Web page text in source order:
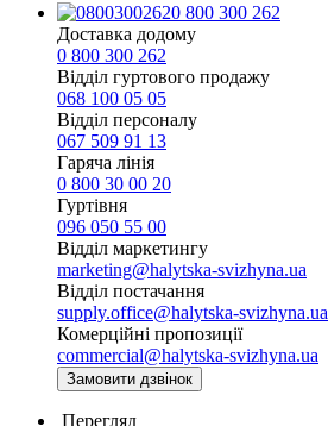
0 800 300 262
Доставка додому
0 800 300 262
Відділ гуртового продажу
068 100 05 05​
Відділ персоналу
067 509 91 13
Гаряча лінія
0 800 30 00 20
Гуртівня
096 050 55 00
Відділ маркетингу
marketing@halytska-svizhyna.ua
Відділ постачання
supply.office@halytska-svizhyna.ua
Комерційні пропозиції
commercial@halytska-svizhyna.ua
Замовити дзвінок
Перегляд